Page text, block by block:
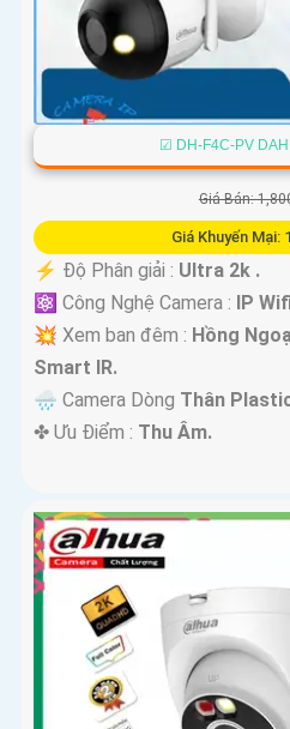
☑ DH-F4C-PV
Giá Bán:
Giá Khuyến Mại:
️⚡ Độ Phân giải : Ultra 2k .
⚛️ Công Nghệ Camera :
IP
💥 Xem ban đêm : Hồng
Smart IR.
🌧️ Camera Dòng Thân
️✤ Ưu Điểm : Thu Âm.